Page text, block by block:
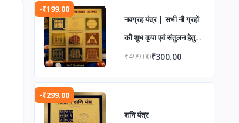
-₹199.00
नवग्रह यंत्र | सभी नौ ग्रहों
की शुभ कृपा एवं संतुलन हेतु
पवित्र वैदिक यंत्र | ग्रह दोष
₹499.00₹300.00
-₹299.00
शनि यंत्र